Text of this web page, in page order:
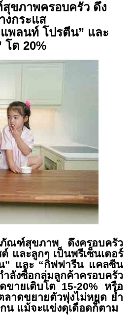
ขภาพครอบครัว ดึง
งกระแส
พลนท์ โปรตีน” และ
โต 20%
ณฑ์สุขภาพ ดึงครอบครัว
และลูกๆ เป็นพรีเซ็นเตอร์
และ “กิฟฟารีน แคลซีน
ลังซื้อกลุ่มลูกค้าครอบครัว
ขายเติบโต 15-20% หรือ
าดขยายตัวพุ่งไม่หยุด ย้ำ
น แม้จะแข่งดุเดือดก็ตาม